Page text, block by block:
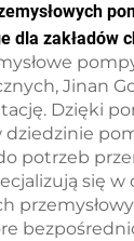
dla zakładów
Jinan
Dzięki
dziedzinie
potrzeb
się w